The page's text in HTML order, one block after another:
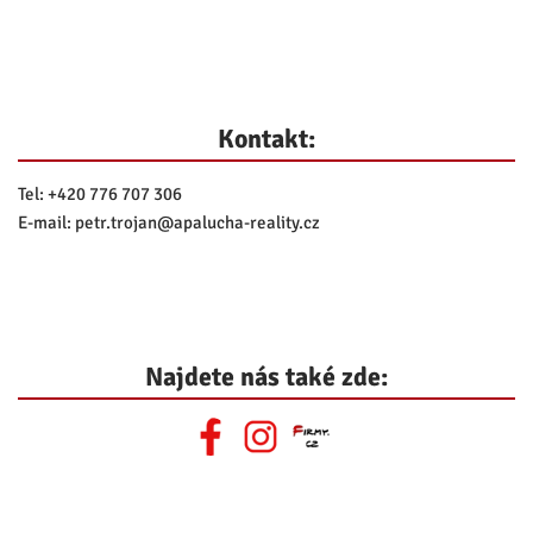
Kontakt:
Tel: +420 776 707 306
E-mail: petr.trojan@apalucha-reality.cz
Najdete nás také zde: